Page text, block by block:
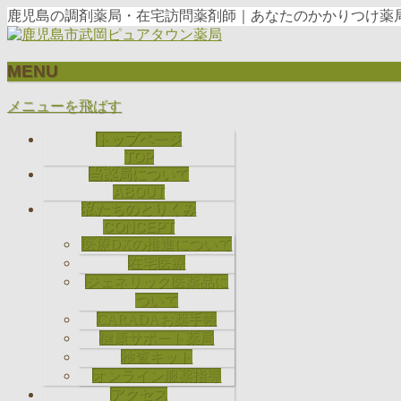
鹿児島の調剤薬局・在宅訪問薬剤師｜あなたのかかりつけ薬
MENU
メニューを飛ばす
トップページ
TOP
当薬局について
ABOUT
私たちのとりくみ
CONCEPT
医療DXの推進について
在宅医療
ジェネリック医薬品に
ついて
CARADAお薬手帳
健康サポート薬局
検査キット
オンライン服薬指導
アクセス